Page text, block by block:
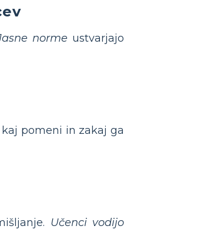
norme ustvarjajo
pomeni in zakaj ga
Učenci vodijo